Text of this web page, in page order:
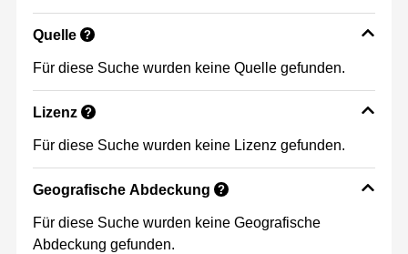
Quelle ?
Für diese Suche wurden keine Quelle gefunden.
Lizenz ?
Für diese Suche wurden keine Lizenz gefunden.
Geografische Abdeckung ?
Für diese Suche wurden keine Geografische
Abdeckung gefunden.